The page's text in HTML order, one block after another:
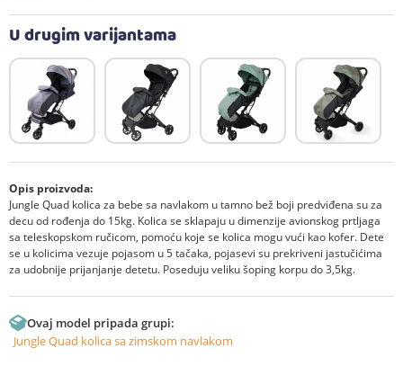
U drugim varijantama
Opis proizvoda:
Jungle Quad kolica za bebe sa navlakom u tamno bež boji predviđena su za
decu od rođenja do 15kg. Kolica se sklapaju u dimenzije avionskog prtljaga
sa teleskopskom ručicom, pomoću koje se kolica mogu vući kao kofer. Dete
se u kolicima vezuje pojasom u 5 tačaka, pojasevi su prekriveni jastučićima
za udobnije prijanjanje detetu. Poseduju veliku šoping korpu do 3,5kg.
Ovaj model pripada grupi:
Jungle Quad kolica sa zimskom navlakom